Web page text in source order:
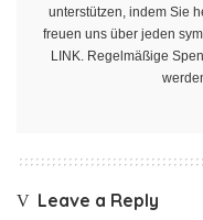
unterstützen, indem Sie
freuen uns über jeden
LINK. Regelmäßige
Leave a Reply